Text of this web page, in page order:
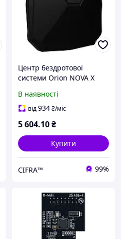
Центр бездротової
системи Orion NOVA X
В наявності
від934₴/міс
5 604.10₴
Купити
CIFRA™ 99%